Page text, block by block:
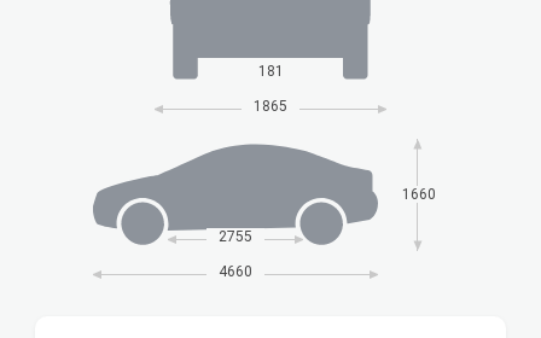
181
1865
2755
1660
4660